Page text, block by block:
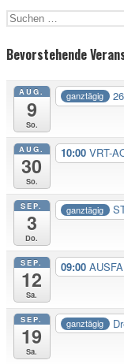
Suche
Bevorstehende
AUG.
9
So.
ganztägig
AUG.
30
So.
10:00 VRT-
SEP.
3
Do.
ganztägig
SEP.
12
Sa.
09:00
SEP.
19
Sa.
ganztägig